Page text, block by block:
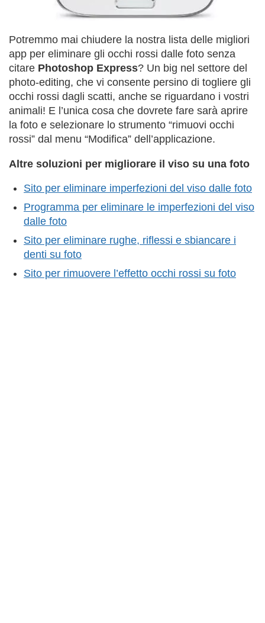
Potremmo mai chiudere la nostra lista delle migliori
app per eliminare gli occhi rossi dalle foto senza
citare Photoshop Express? Un big nel settore del
photo-editing, che vi consente persino di togliere gli
occhi rossi dagli scatti, anche se riguardano i vostri
animali! E l’unica cosa che dovrete fare sarà aprire
la foto e selezionare lo strumento “rimuovi occhi
rossi” dal menu “Modifica” dell’applicazione.
Altre soluzioni per migliorare il viso su una foto
Sito per eliminare imperfezioni del viso dalle foto
Programma per eliminare le imperfezioni del viso
dalle foto
Sito per eliminare rughe, riflessi e sbiancare i
denti su foto
Sito per rimuovere l’effetto occhi rossi su foto